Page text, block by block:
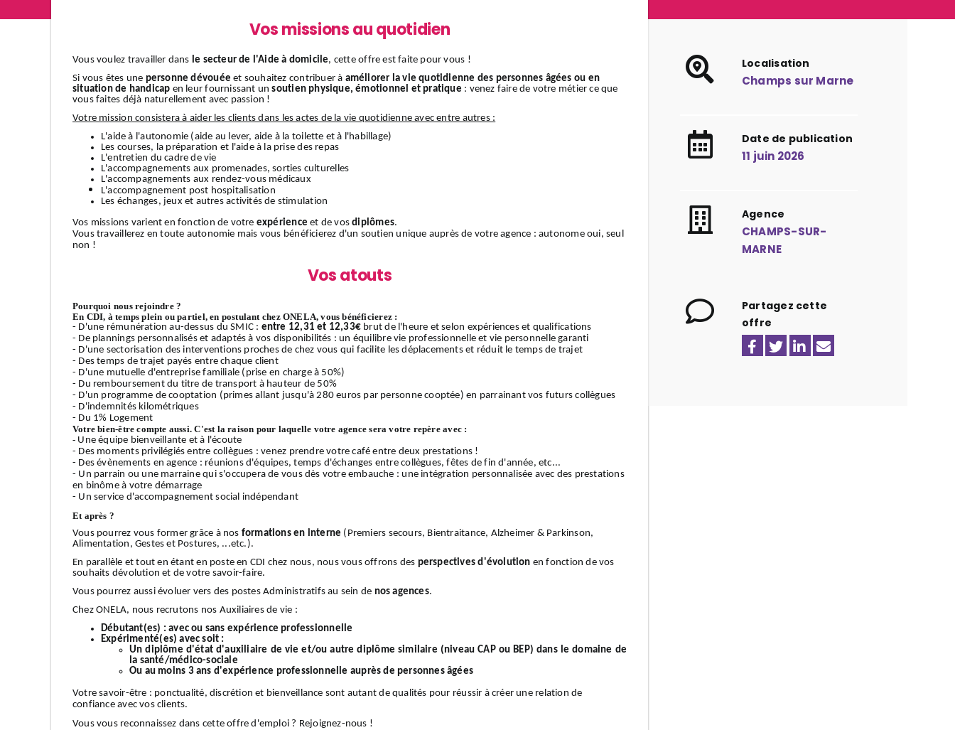
Localisation
Champs sur Marne
Date de publication
11 juin 2026
Agence
CHAMPS-SUR-
MARNE
Partagez cette
offre
Vos missions au quotidien
Vous voulez travailler dans le secteur de l'Aide à domicile, cette offre est faite pour vous !
Si vous êtes une personne dévouée et souhaitez contribuer à améliorer la vie quotidienne des personnes âgées ou en
situation de handicap en leur fournissant unsoutien physique, émotionnel et pratique : venez faire de votre métier ce que
vous faites déjà naturellement avec passion !
Votre mission consistera à aider les clients dans les actes de la vie quotidienne avec entre autres :
L'aide à l'autonomie (aide au lever, aide à la toilette et à l'habillage)
Les courses, la préparation et l'aide à la prise des repas
L'entretien du cadre de vie
L'accompagnements aux promenades, sorties culturelles
L'accompagnements aux rendez-vous médicaux
L'accompagnement post hospitalisation
Les échanges, jeux et autres activités de stimulation
Vos missions varient en fonction de votre expérience et de vosdiplômes.
Vous travaillerez en toute autonomie mais vous bénéficierez d'un soutien unique auprès de votre agence : autonome oui, seul
non !
Vos atouts
Pourquoi nous rejoindre ?
En CDI, à temps plein ou partiel, en postulant chez ONELA, vous bénéficierez :
- D'une rémunération au-dessus du SMIC : entre 12,31 et 12,33€ brut de l'heure et selon expériences et qualifications
- De plannings personnalisés et adaptés à vos disponibilités : un équilibre vie professionnelle et vie personnelle garanti
- D'une sectorisation des interventions proches de chez vous qui facilite les déplacements et réduit le temps de trajet
- Des temps de trajet payés entre chaque client
- D'une mutuelle d'entreprise familiale (prise en charge à 50%)
- Du remboursement du titre de transport à hauteur de 50%
- D'un programme de cooptation (primes allant jusqu'à 280 euros par personne cooptée) en parrainant vos futurs collègues
- D'indemnités kilométriques
- Du 1% Logement
Votre bien-être compte aussi. C'est la raison pour laquelle votre agence sera votre repère avec :
- Une équipe bienveillante et à l'écoute
- Des moments privilégiés entre collègues : venez prendre votre café entre deux prestations !
- Des évènements en agence : réunions d'équipes, temps d'échanges entre collègues, fêtes de fin d'année, etc...
- Un parrain ou une marraine qui s'occupera de vous dès votre embauche : une intégration personnalisée avec des prestations
en binôme à votre démarrage
- Un service d'accompagnement social indépendant
Et après ?
Vous pourrez vous former grâce à nos formations en interne (Premiers secours, Bientraitance, Alzheimer & Parkinson,
Alimentation, Gestes et Postures, ...etc.).
En parallèle et tout en étant en poste en CDI chez nous, nous vous offrons des perspectives d'évolution en fonction de vos
souhaits dévolution et de votre savoir-faire.
Vous pourrez aussi évoluer vers des postes Administratifs au sein de nosagences.
Chez ONELA, nous recrutons nos Auxiliaires de vie :
Débutant(es) :avec ou sans expérience professionnelle
Expérimenté(es) avec soit :
Un diplôme d'état d'auxiliaire de vie et/ou autre diplôme similaire (niveau CAP ou BEP) dans le domaine de
la santé/médico-sociale
Ou au moins 3 ans d'expérience professionnelle auprès de personnes âgées
Votresavoir-être : ponctualité, discrétion et bienveillance sont autant de qualités pour réussir à créer une relation de
confiance avec vos clients.
Vous vous reconnaissez dans cette offre d'emploi ? Rejoignez-nous !